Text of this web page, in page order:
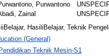
Purwantono
Zainal
HasiliBelajar, Teknik
(General)
Pendidikan Teknik Mesin-S1